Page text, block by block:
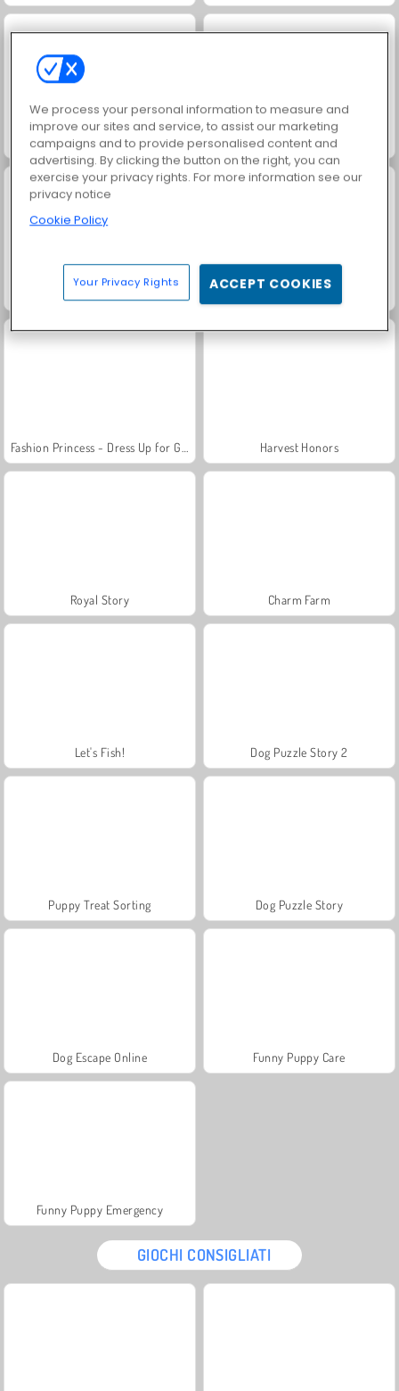
Trollface Quest: USA 2 Farm Merge Valley
Harvest Honors
Royal Story Charm Farm
Let's Fish! Dog Puzzle Story 2
Puppy Treat Sorting Dog Puzzle Story
Dog Escape Online Funny Puppy Care
Funny Puppy Emergency
GIOCHI CONSIGLIATI
We process your personal information to measure and
improve our sites and service, to assist our marketing
campaigns and to provide personalised content and
advertising. By clicking the button on the right, you can
exercise your privacy rights. For more information see our
privacy notice
Cookie Policy
Your Privacy Rights ACCEPT COOKIES